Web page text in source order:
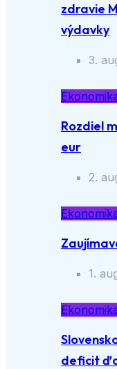
zdravie
výdavky
3.
Rozdiel
eur
2.
1.
deficit